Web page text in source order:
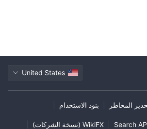
United States
المخاطر بنود الاستخدام
Search WikiFX (نسخة الشركات)